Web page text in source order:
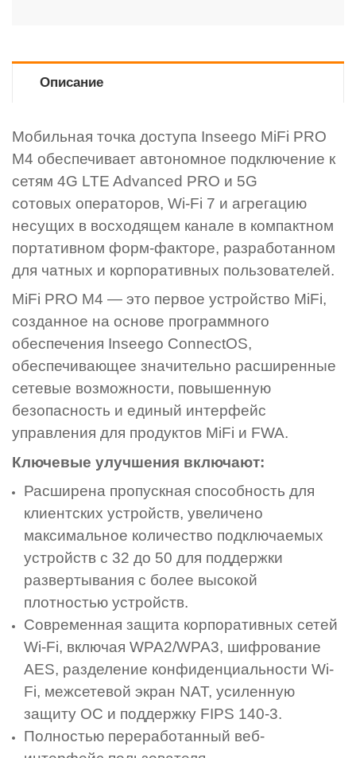
Описание
Мобильная точка доступа Inseego MiFi PRO
M4 обеспечивает автономное подключение к
сетям 4G LTE Advanced PRO и 5G
сотовых операторов, Wi-Fi 7 и агрегацию
несущих в восходящем канале в компактном
портативном форм-факторе, разработанном
для чатных и корпоративных пользователей.
MiFi PRO M4 — это первое устройство MiFi,
созданное на основе программного
обеспечения Inseego ConnectOS,
обеспечивающее значительно расширенные
сетевые возможности, повышенную
безопасность и единый интерфейс
управления для продуктов MiFi и FWA.
Ключевые улучшения включают:
Расширена пропускная способность для
клиентских устройств, увеличено
максимальное количество подключаемых
устройств с 32 до 50 для поддержки
развертывания с более высокой
плотностью устройств.
Современная защита корпоративных сетей
Wi-Fi, включая WPA2/WPA3, шифрование
AES, разделение конфиденциальности Wi-
Fi, межсетевой экран NAT, усиленную
защиту ОС и поддержку FIPS 140-3.
Полностью переработанный веб-